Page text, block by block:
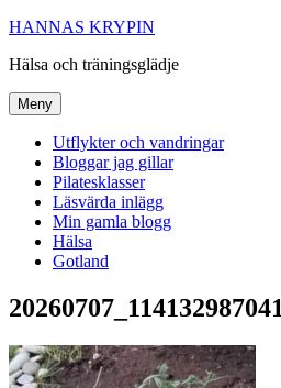
Hoppa
innehåll
HANNAS KRYPIN
Hälsa och träningsglädje
Meny
Utflykter och vandringar
Bloggar jag gillar
Pilatesklasser
Läsvärda inlägg
Min gamla blogg
Hälsa
Gotland